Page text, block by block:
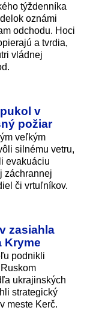
týždenníka
oznámi
odchodu. Hoci
a tvrdia,
vládnej
v
požiar
veľkým
silnému vetru,
evakuáciu
záchrannej
či vrtuľníkov.
zasiahla
Kryme
podnikli
ukrajinských
strategický
meste Kerč.